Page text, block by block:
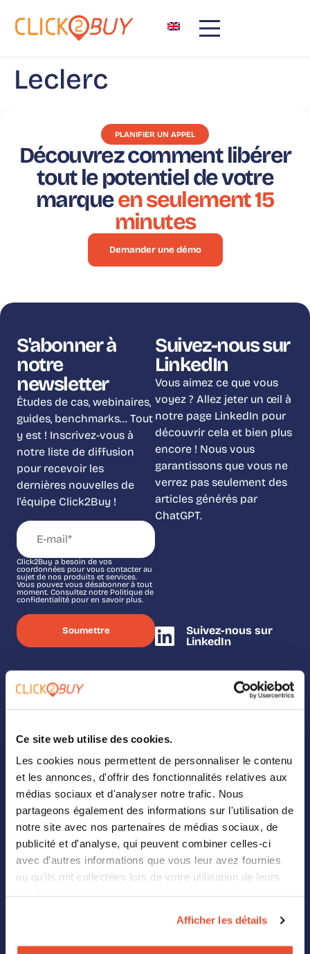
Ce site web utilise des cookies.
Les cookies nous permettent de personnaliser le contenu
et les annonces, d'offrir des fonctionnalités relatives aux
médias sociaux et d'analyser notre trafic. Nous
partageons également des informations sur l'utilisation de
notre site avec nos partenaires de médias sociaux, de
publicité et d'analyse, qui peuvent combiner celles-ci
avec d'autres informations que vous leur avez fournies
ou qu'ils ont collectées lors de votre utilisation de leurs
Afficher les détails
principal
Leclerc
PLANIFIER UN APPEL
Découvrez comment libérer
tout le potentiel de votre
marqueen seulement 15
minutes
Demander une démo
S'abonner à
notre
newsletter
Études de cas, webinaires,
guides, benchmarks… Tout
y est ! Inscrivez-vous à
notre liste de diffusion
pour recevoir les
dernières nouvelles de
l’équipe Click2Buy !
Click2Buy a besoin de vos
coordonnées pour vous contacter au
sujet de nos produits et services.
Vous pouvez vous désabonner à tout
moment. Consultez notre Politique de
confidentialité pour en savoir plus.
Suivez-nous sur
LinkedIn
Vous aimez ce que vous
voyez ? Allez jeter un œil à
notre page LinkedIn pour
découvrir cela et bien plus
encore ! Nous vous
garantissons que vous ne
verrez pas seulement des
articles générés par
ChatGPT.
Suivez-nous sur
LinkedIn
Nos solutions
Where To Buy
Digital Shelf